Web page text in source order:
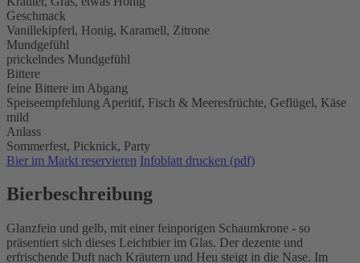
Geschmack
Vanillekipferl, Honig, Karamell, Zitrone
Mundgefühl
prickelndes Mundgefühl
Bittere
feine Bittere im Abgang
Speiseempfehlung Aperitif, Fisch & Meeresfrüchte, Geflügel, Käse
mild
Anlass
Sommerfest, Picknick, Party
Bier im Markt reservieren Infoblatt drucken (pdf)
Bierbeschreibung
Glanzfein und gelb, mit einer feinporigen Schaumkrone - so
präsentiert sich dieses Leichtbier im Glas. Der dezente und
erfrischende Duft nach Kräutern und Heu steigt in die Nase. Im